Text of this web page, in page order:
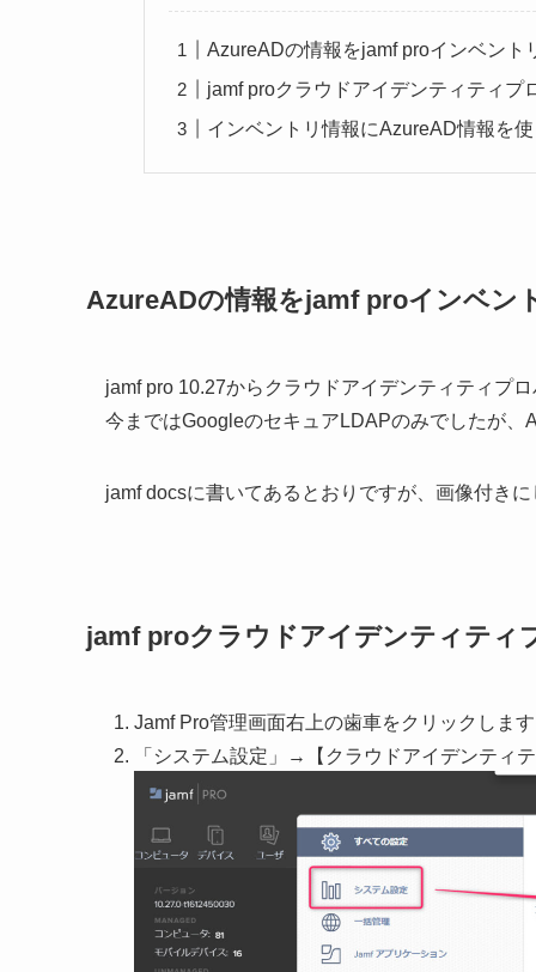
AzureADの情報をjamf proインベント
jamf proクラウドアイデンティティプ
インベントリ情報にAzureAD情報を
AzureADの情報をjamf proインベン
jamf pro 10.27からクラウドアイデンティティプ
今まではGoogleのセキュアLDAPのみでしたが
jamf docsに書いてあるとおりですが、画像付き
jamf proクラウドアイデンティティ
Jamf Pro管理画面右上の歯車をクリックします
「システム設定」→【クラウドアイデンティ